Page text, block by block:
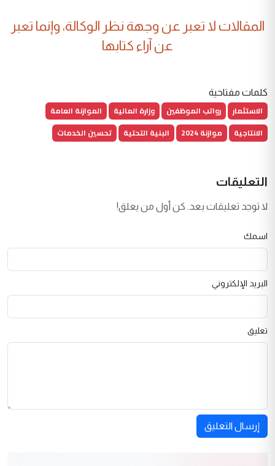
المقالات لا تعبر عن وجهة نظر الوكالة، وإنما تعبر
عن آراء كتابها
كلمات مفتاحية
الاستثمار رواتب الموظفين وزارة المالية
الموازنة العامة
الانتاجية
موازنة 2024 البنية التحتية تحسين الخدمات
التعليقات
لا توجد تعليقات بعد. كن أول من يعلق!
اسمك
البريد الإلكتروني
تعليق
إرسال التعليق